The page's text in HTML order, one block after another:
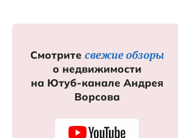
Смотрите свежие обзоры
о недвижимости
на Ютуб-канале Андрея
Ворсова